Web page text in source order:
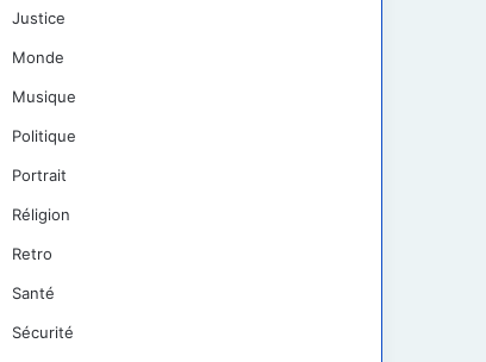
Justice
Monde
Musique
Politique
Portrait
Réligion
Retro
Santé
Sécurité